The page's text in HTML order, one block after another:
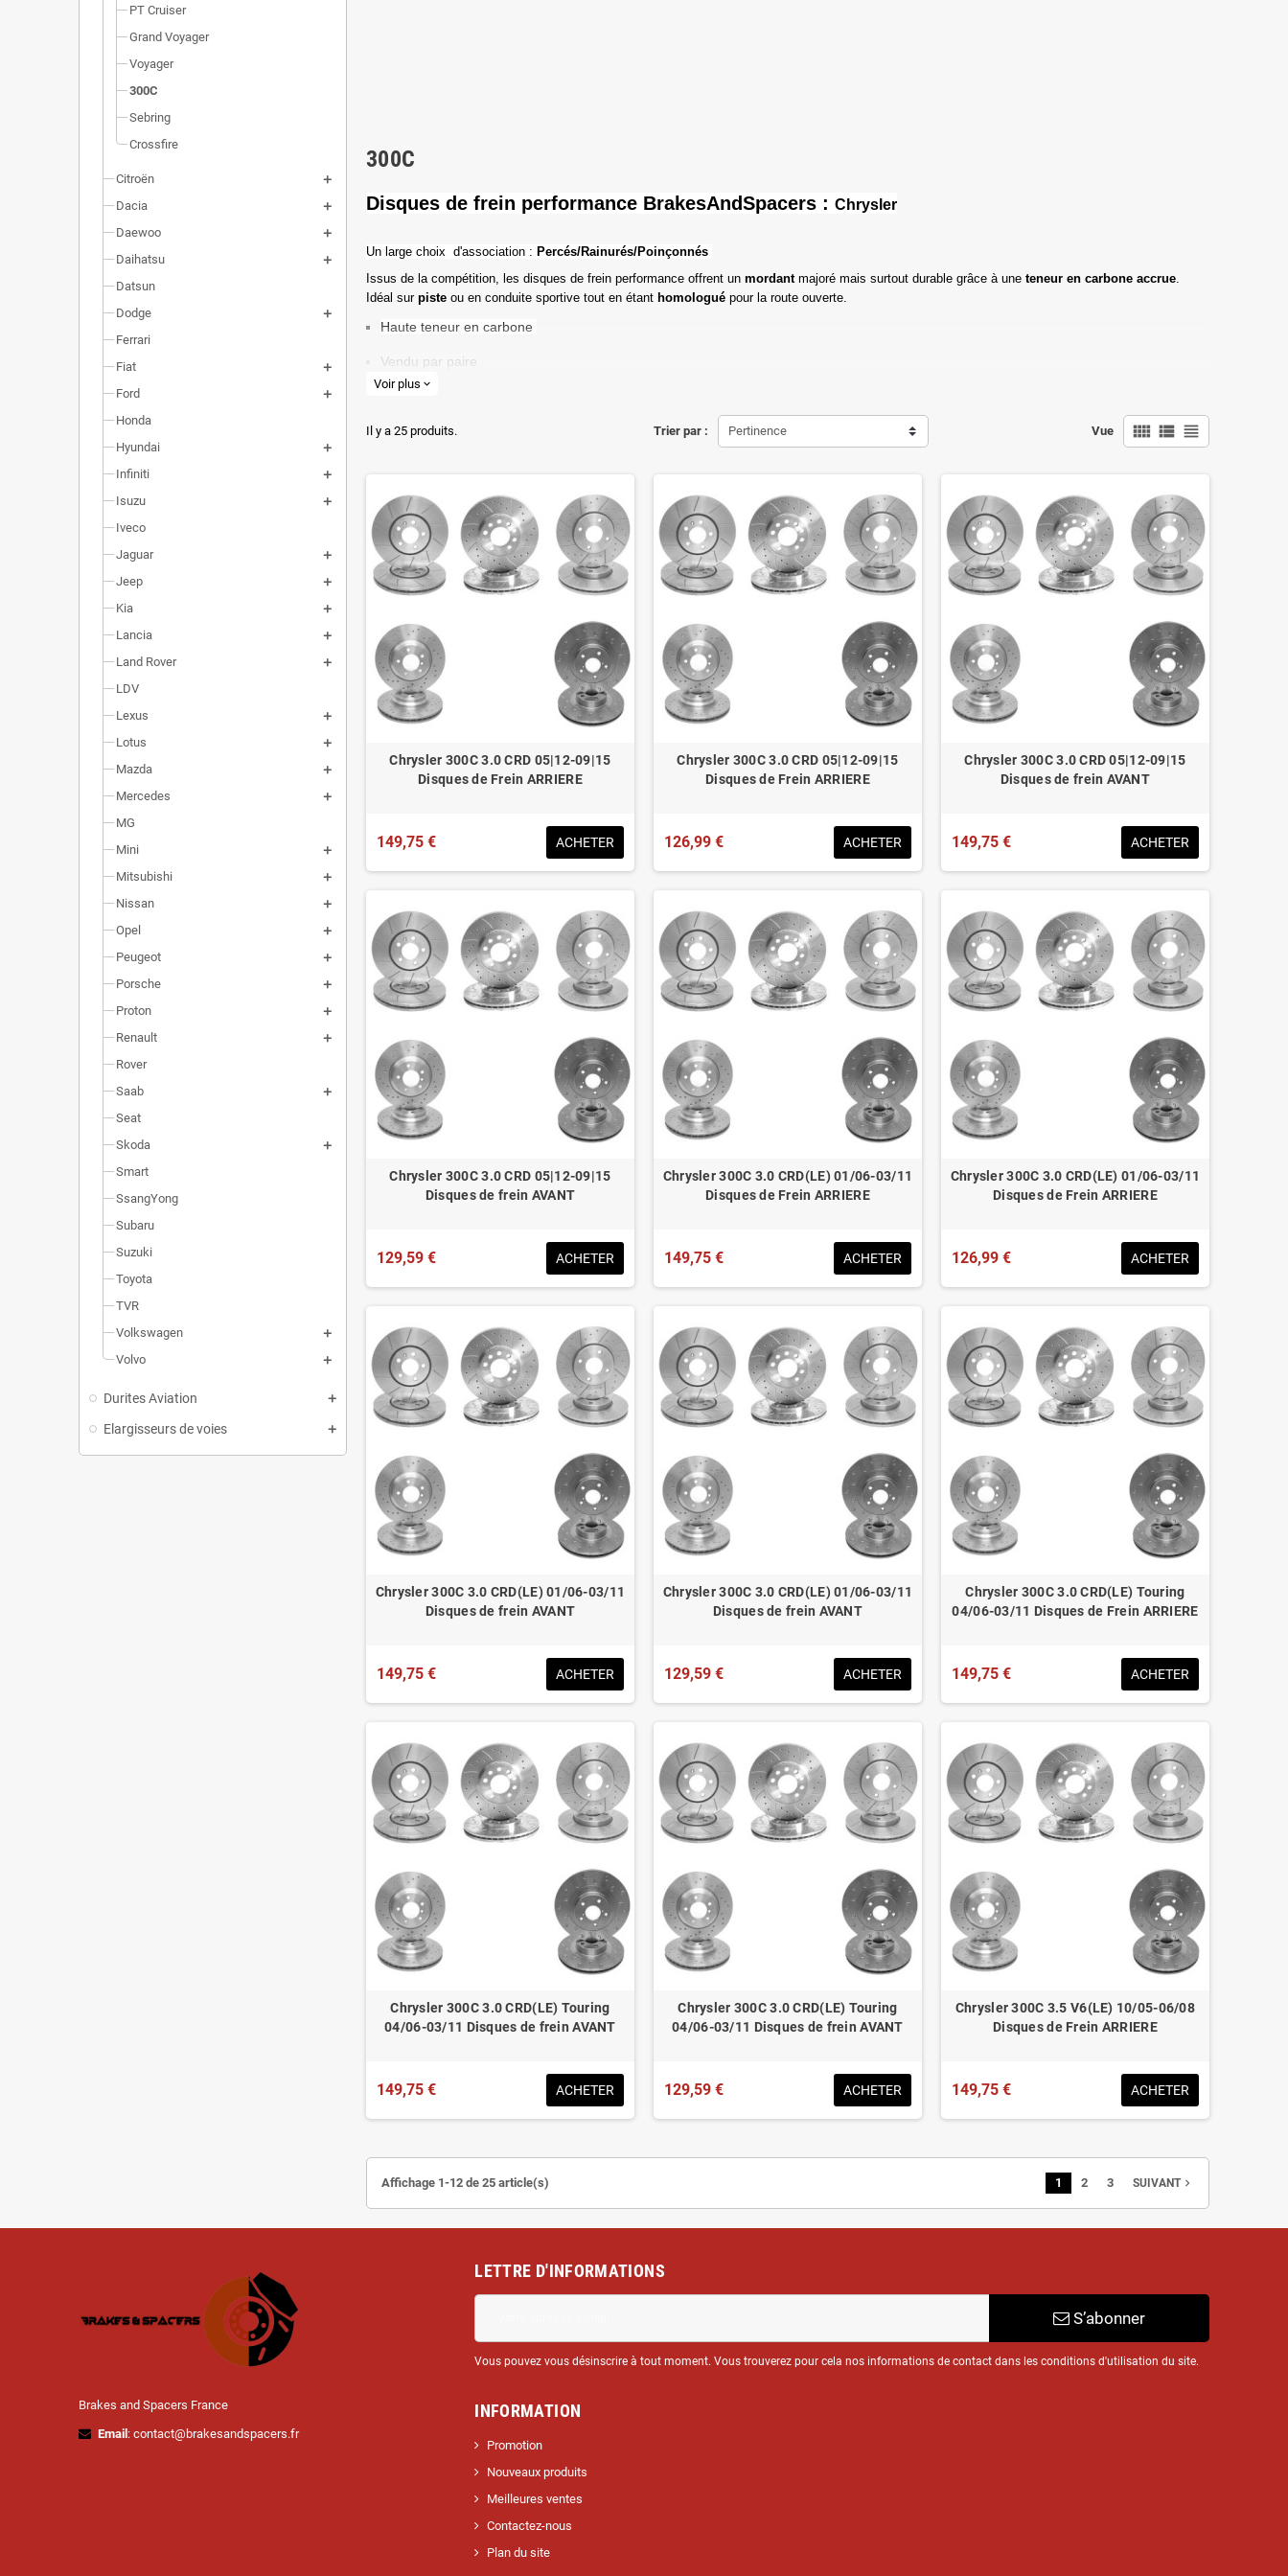
PT Cruiser
Grand Voyager
Voyager
300C
Sebring
Crossfire
Citroën
Dacia
Daewoo
Daihatsu
Datsun
Dodge
Ferrari
Fiat
Ford
Honda
Hyundai
Infiniti
Isuzu
Iveco
Jaguar
Jeep
Kia
Lancia
Land Rover
LDV
Lexus
Lotus
Mazda
Mercedes
MG
Mini
Mitsubishi
Nissan
Opel
Peugeot
Porsche
Proton
Renault
Rover
Saab
Seat
Skoda
Smart
SsangYong
Subaru
Suzuki
Toyota
TVR
Volkswagen
Volvo
Durites Aviation
Elargisseurs de voies
300C
Disques de frein performance BrakesAndSpacers : Chrysler
Un l arge choix d'association : Percés/Rainurés/Poinçonnés
Issus de la compétition, les disques de frein performance offrent un mordant majoré mais surtout durable grâce à une teneur en carbone accrue.
Idéal sur piste ou en conduite sportive tout en étant homologué pour la route ouverte.
Haute teneur en carbone
Vendu par paire
Valeur de friction maximale
Dimensions d'origine respectées
Poids réduit de 20% en moyenne
Homologué pour le contrôle technique
Voir plus expand_more
Trier par : Pertinence Vue view_comfy view_list view_headline
Il y a 25 produits.
Chrysler 300C 3.0 CRD 05|12-09|15
Disques de Frein ARRIERE
149,75 € ACHETER
Chrysler 300C 3.0 CRD 05|12-09|15
Disques de Frein ARRIERE
126,99 € ACHETER
Chrysler 300C 3.0 CRD 05|12-09|15
Disques de frein AVANT
149,75 € ACHETER
Chrysler 300C 3.0 CRD 05|12-09|15
Disques de frein AVANT
129,59 € ACHETER
Chrysler 300C 3.0 CRD(LE) 01/06-03/11
Disques de Frein ARRIERE
149,75 € ACHETER
Chrysler 300C 3.0 CRD(LE) 01/06-03/11
Disques de Frein ARRIERE
126,99 € ACHETER
Chrysler 300C 3.0 CRD(LE) 01/06-03/11
Disques de frein AVANT
149,75 € ACHETER
Chrysler 300C 3.0 CRD(LE) 01/06-03/11
Disques de frein AVANT
129,59 € ACHETER
Chrysler 300C 3.0 CRD(LE) Touring
04/06-03/11 Disques de Frein ARRIERE
149,75 € ACHETER
Chrysler 300C 3.0 CRD(LE) Touring
04/06-03/11 Disques de frein AVANT
149,75 € ACHETER
Chrysler 300C 3.0 CRD(LE) Touring
04/06-03/11 Disques de frein AVANT
129,59 € ACHETER
Chrysler 300C 3.5 V6(LE) 10/05-06/08
Disques de Frein ARRIERE
149,75 € ACHETER
Affichage 1-12 de 25 article(s) 1 2 3 SUIVANTnavigate_next
Brakes and Spacers France
Email : contact@brakesandspacers.fr
LETTRE D'INFORMATIONS
S’abonner
Vous pouvez vous désinscrire à tout moment. Vous trouverez pour cela nos informations de contact dans les conditions d'utilisation du site.
INFORMATION
Promotion
Nouveaux produits
Meilleures ventes
Contactez-nous
Plan du site